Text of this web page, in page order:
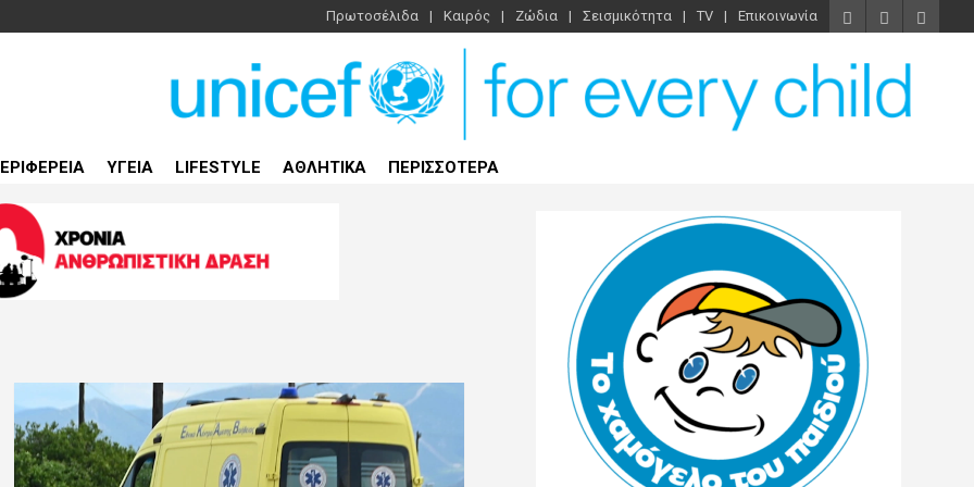
Πρωτοσέλιδα Καιρός Ζώδια Σεισμικότητα TV Επικοινωνία
ΥΓΕΙΑ LIFESTYLE ΑΘΛΗΤΙΚΑ ΠΕΡΙΣΣΟΤΕΡΑ